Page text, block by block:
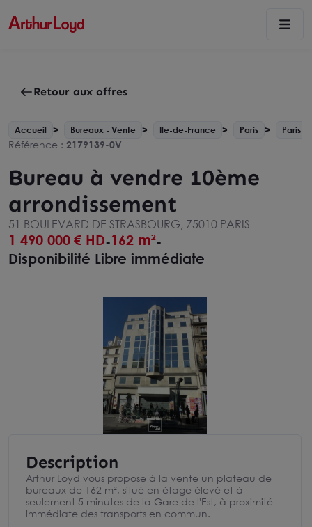
Retour aux offres
Accueil Bureaux - Vente Ile-de-France Paris Paris
Référence : 2179139-0V
Bureau à vendre 10ème
arrondissement
51 BOULEVARD DE STRASBOURG, 75010 PARIS
1 490 000 € HD-162 m²-
Disponibilité Libre immédiate
Description
Arthur Loyd vous propose à la vente un plateau de
bureaux de 162 m², situé en étage élevé et à
seulement 5 minutes de la Gare de l'Est, à proximité
immédiate des transports en commun.